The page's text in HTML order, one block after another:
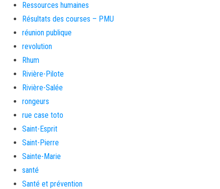
Ressources humaines
Résultats des courses – PMU
réunion publique
revolution
Rhum
Rivière-Pilote
Rivière-Salée
rongeurs
rue case toto
Saint-Esprit
Saint-Pierre
Sainte-Marie
santé
Santé et prévention